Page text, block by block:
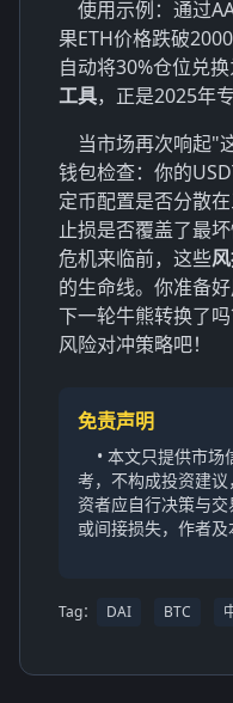
使用示例：通过
果ETH价格跌破
自动将30%仓位兑
工具，正是2025年
当市场再次响起"
钱包检查：你的
定币配置是否分散
止损是否覆盖了最
危机来临前，这些
的生命线。你准备
下一轮牛熊转换了
风险对冲策略吧！
免责声明
• 本文只提供市
考，不构成投资建
资者应自行决策与
或间接损失，作者及
Tag： DAI BTC